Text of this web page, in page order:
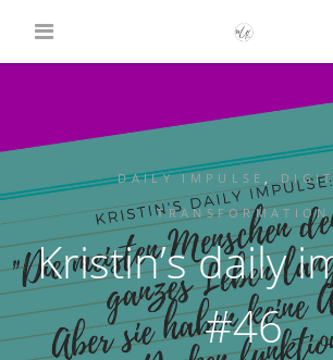
DAILY IMPULSE,
TRANSFORMATION
Kristin’s daily
#46